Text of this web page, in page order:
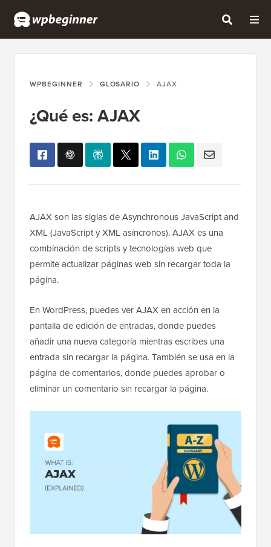
WPBEGINNER GLOSARIO AJAX
¿Qué es: AJAX
AJAX son las siglas de Asynchronous JavaScript and
XML (JavaScript y XML asíncronos). AJAX es una
combinación de scripts y tecnologías web que
permite actualizar páginas web sin recargar toda la
página.
En WordPress, puedes ver AJAX en acción en la
pantalla de edición de entradas, donde puedes
añadir una nueva categoría mientras escribes una
entrada sin recargar la página. También se usa en la
página de comentarios, donde puedes aprobar o
eliminar un comentario sin recargar la página.